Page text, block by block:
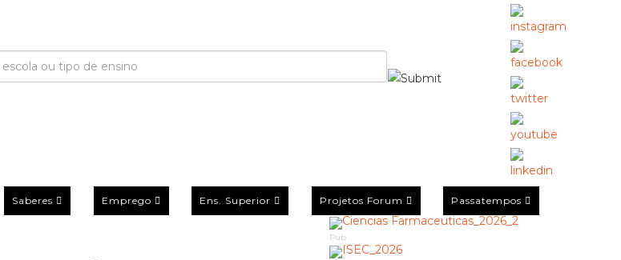
Saberes Emprego Ens. Superior Projetos Forum Passatempos
Pub